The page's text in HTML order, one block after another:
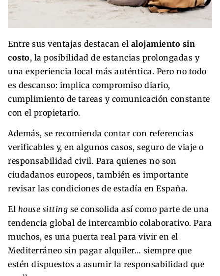
Entre sus ventajas destacan el alojamiento sin
costo, la posibilidad de estancias prolongadas y
una experiencia local más auténtica. Pero no todo
es descanso: implica compromiso diario,
cumplimiento de tareas y comunicación constante
con el propietario.
Además, se recomienda contar con referencias
verificables y, en algunos casos, seguro de viaje o
responsabilidad civil. Para quienes no son
ciudadanos europeos, también es importante
revisar las condiciones de estadía en España.
El house sitting se consolida así como parte de una
tendencia global de intercambio colaborativo. Para
muchos, es una puerta real para vivir en el
Mediterráneo sin pagar alquiler… siempre que
estén dispuestos a asumir la responsabilidad que